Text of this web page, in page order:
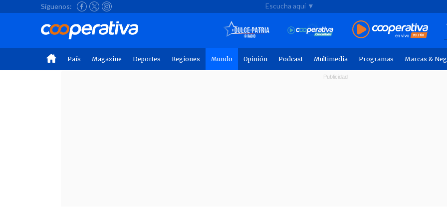
Síguenos: Escucha aquí ▼
País Magazine Deportes Regiones Mundo Opinión Podcast Multimedia Programas Marcas &